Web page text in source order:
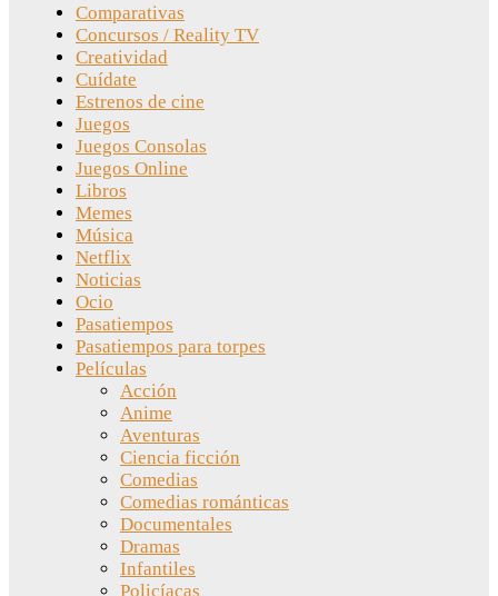
Comparativas
Concursos / Reality TV
Creatividad
Cuídate
Estrenos de cine
Juegos
Juegos Consolas
Juegos Online
Libros
Memes
Música
Netflix
Noticias
Ocio
Pasatiempos
Pasatiempos para torpes
Películas
Acción
Anime
Aventuras
Ciencia ficción
Comedias
Comedias románticas
Documentales
Dramas
Infantiles
Policíacas